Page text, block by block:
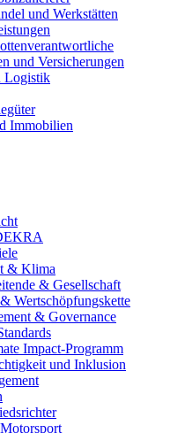
und Werkstätten
und Versicherungen
Logistik
Immobilien
& Klima
& Gesellschaft
Wertschöpfungskette
& Governance
Impact-Programm
und Inklusion​